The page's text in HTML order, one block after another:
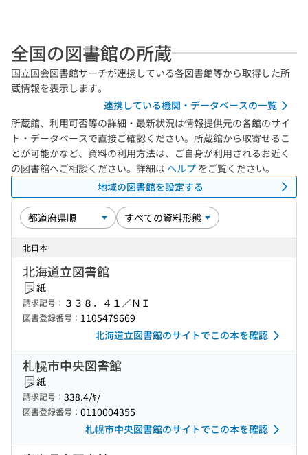
全国の図書館の所蔵
国立国会図書館サーチが連携している各図書館等から取得した所
蔵情報を表示します。
連携している機関・データベースの一覧
所蔵館、利用可否等の詳細・最新状況は情報提供元の各館のサイ
ト・データベースで直接ご確認ください。所蔵館から取寄せるこ
とが可能かなど、資料の利用方法は、ご自身が利用されるお近く
の図書館へご相談ください。詳細は ヘルプ をご覧ください。
地域の図書館を設定する
北日本
北海道立図書館
紙
請求記号： ３３８．４１／ＮＩ
図書登録番号： 1105479669
北海道立図書館のサイトでこの本を確認
札幌市中央図書館
紙
請求記号： 338.4/ﾔ/
図書登録番号： 0110004355
札幌市中央図書館のサイトでこの本を確認